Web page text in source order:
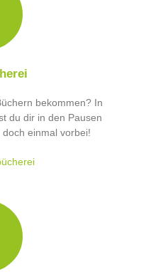
bekommen? In
du dir in den Pausen
einmal vorbei!